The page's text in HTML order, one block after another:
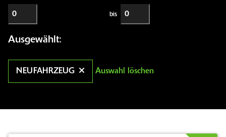
bis
Ausgewählt:
NEUFAHRZEUG Auswahl löschen